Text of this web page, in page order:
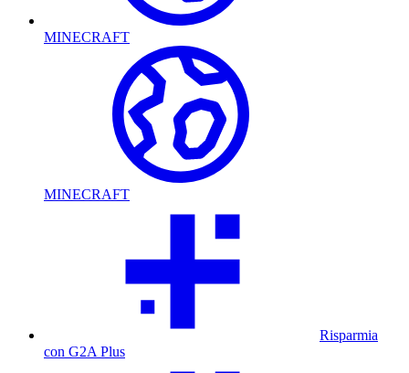
MINECRAFT
MINECRAFT
Risparmia
con G2A Plus